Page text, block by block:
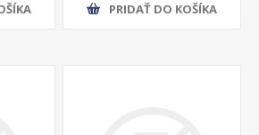
PRIDAŤ DO KOŠÍKA